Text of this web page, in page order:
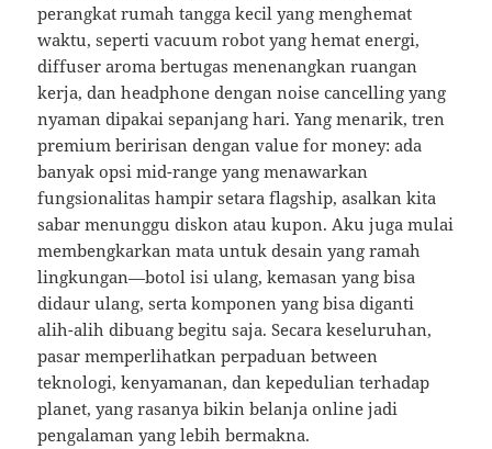
perangkat rumah tangga kecil yang menghemat
waktu, seperti vacuum robot yang hemat energi,
diffuser aroma bertugas menenangkan ruangan
kerja, dan headphone dengan noise cancelling yang
nyaman dipakai sepanjang hari. Yang menarik, tren
premium beririsan dengan value for money: ada
banyak opsi mid-range yang menawarkan
fungsionalitas hampir setara flagship, asalkan kita
sabar menunggu diskon atau kupon. Aku juga mulai
membengkarkan mata untuk desain yang ramah
lingkungan—botol isi ulang, kemasan yang bisa
didaur ulang, serta komponen yang bisa diganti
alih-alih dibuang begitu saja. Secara keseluruhan,
pasar memperlihatkan perpaduan between
teknologi, kenyamanan, dan kepedulian terhadap
planet, yang rasanya bikin belanja online jadi
pengalaman yang lebih bermakna.